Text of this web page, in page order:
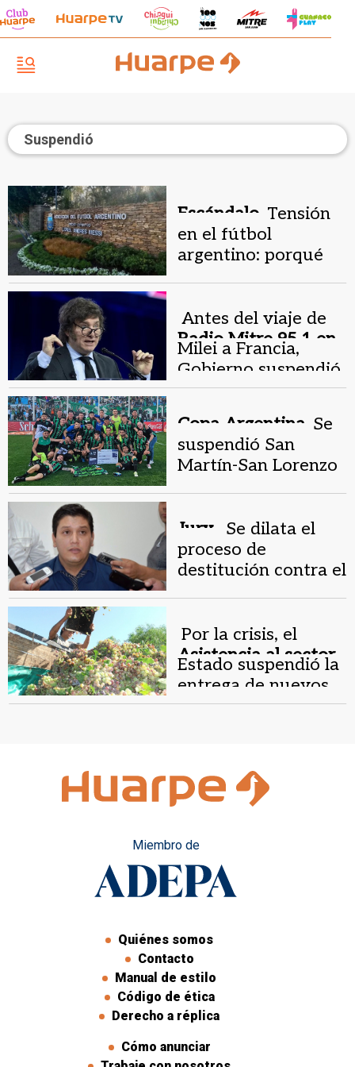
Suspendió
Escándalo. Tensión
en el fútbol
argentino: porqué
Radio Mitre 95.1 en
San Juan.
Antes del viaje de
Milei a Francia,
Gobierno suspendió
la reunión de
Copa Argentina. Se
suspendió San
Martín-San Lorenzo
Jury .
Se dilata el
proceso de
destitución contra el
Asistencia al sector
privado.
Por la crisis, el
Estado suspendió la
entrega de nuevos
créditos productivos
Miembro de
Quiénes somos
Contacto
Manual de estilo
Código de ética
Derecho a réplica
Cómo anunciar